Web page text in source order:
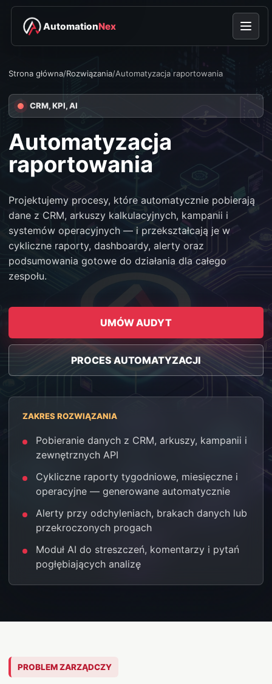
AutomationNex
Strona główna/Rozwiązania/Automatyzacja raportowania
CRM, KPI, AI
Automatyzacja
raportowania
Projektujemy procesy, które automatycznie pobierają
dane z CRM, arkuszy kalkulacyjnych, kampanii i
systemów operacyjnych — i przekształcają je w
cykliczne raporty, dashboardy, alerty oraz
podsumowania gotowe do działania dla całego
zespołu.
UMÓW AUDYT
PROCES AUTOMATYZACJI
ZAKRES ROZWIĄZANIA
Pobieranie danych z CRM, arkuszy, kampanii i
zewnętrznych API
Cykliczne raporty tygodniowe, miesięczne i
operacyjne — generowane automatycznie
Alerty przy odchyleniach, brakach danych lub
przekroczonych progach
Moduł AI do streszczeń, komentarzy i pytań
pogłębiających analizę
PROBLEM ZARZĄDCZY